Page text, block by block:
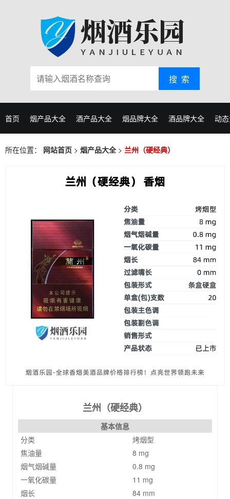
搜 索
首页 烟产品大全 酒产品大全 烟品牌大全 酒品牌大全 动
所在位置： 网站首页 > 烟产品大全> 兰州（硬经典）
兰州（硬经典）
基本信息
分类
烤烟型
焦油量
8 mg
烟气烟碱量
0.8 mg
一氧化碳量
11 mg
烟长
84 mm